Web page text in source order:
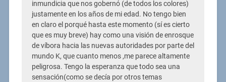
inmundicia que nos gobernó (de todos los colores)
justamente en los años de mi edad. No tengo bien
en claro el porqué hasta este momento (sí es cierto
que es muy breve) hay como una visión de enrosque
de víbora hacia las nuevas autoridades por parte del
mundo K, que cuanto menos ,me parece altamente
peligrosa. Tengo la esperanza que todo sea una
sensación(como se decía por otros temas